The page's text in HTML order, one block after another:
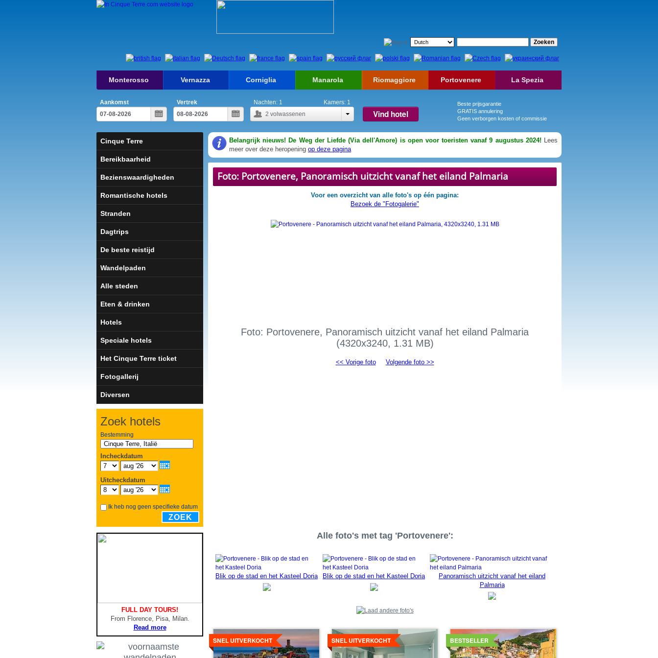
Monterosso Vernazza Corniglia Manarola Riomaggiore Portovenere La Spezia
Aankomst
Vertrek
2 volwassenen
Nachten: 1 Kamers: 1
Vind hotel
Beste prijsgarantie
GRATIS annulering
Geen verborgen kosten of commissie
Belangrijk nieuws! De Weg der Liefde (Via dell'Amore) is open voor toeristen vanaf 9 augustus 2024! Lees
meer over deze heropening op deze pagina
Foto: Portovenere, Panoramisch uitzicht vanaf het eiland Palmaria
Voor een overzicht van alle foto's op één pagina:
Bezoek de "Fotogalerie"
Foto: Portovenere, Panoramisch uitzicht vanaf het eiland Palmaria
(4320x3240, 1.31 MB)
<< Vorige foto Volgende foto >>
Alle foto's met tag 'Portovenere':
Blik op de stad en het Kasteel Doria Blik op de stad en het Kasteel Doria
Panoramisch uitzicht vanaf het eiland
Palmaria
SNEL UITVERKOCHT
Details
bekijken SNEL UITVERKOCHT
Details
bekijken BESTSELLER
Details
bekijken
Cinque Terre
Bereikbaarheid
Bezienswaardigheden
Romantische hotels
Stranden
Dagtrips
De beste reistijd
Wandelpaden
Alle steden
Eten & drinken
Hotels
Speciale hotels
Het Cinque Terre ticket
Fotogallerij
Diversen
Zoek hotels
Bestemming
Incheckdatum
Uitcheckdatum
Ik heb nog geen specifieke datum
ZOEK
FULL DAY TOURS!
From Florence, Pisa, Milan.
Read more